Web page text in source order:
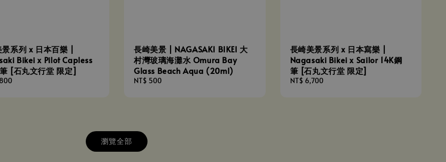
景系列 x 日本百樂 |
Bikei x Pilot Capless
[石丸文行堂 限定]
長崎美景 | NAGASAKI BIKEI 大
村灣玻璃海灘水 Omura Bay
Glass Beach Aqua (20ml)
Regular
NT$ 500
長崎美景系列 x 日本寫樂 |
Nagasaki Bikei x Sailor 14K鋼
筆 [石丸文行堂 限定]
Regular
NT$ 6,700
瀏覽全部